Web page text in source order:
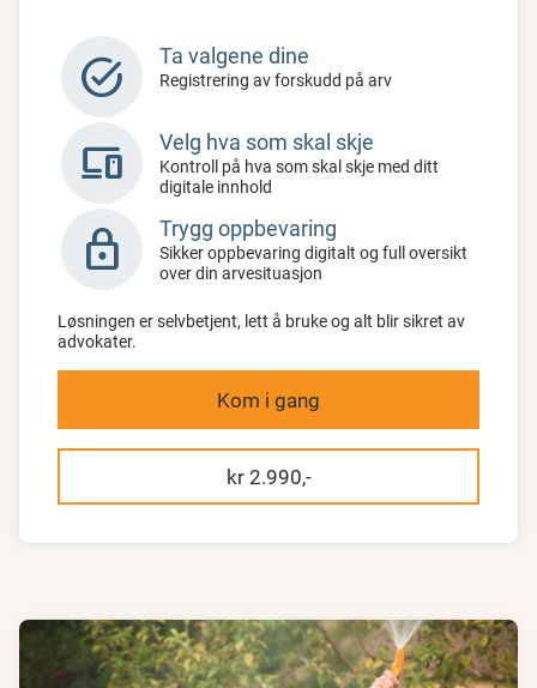
task_alt Ta valgene dine
Registrering av forskudd på arv
devices Velg hva som skal skje
Kontroll på hva som skal skje med ditt
digitale innhold
lock Trygg oppbevaring
Sikker oppbevaring digitalt og full oversikt
over din arvesituasjon
Løsningen er selvbetjent, lett å bruke og alt blir sikret av
advokater.
Kom i gang
kr 2.990,-